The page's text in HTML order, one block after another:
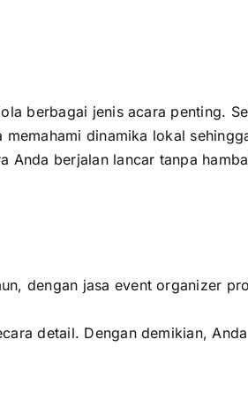
berbagai jenis acara penting.
dinamika lokal
Anda berjalan lancar tanpa
dengan jasa event organizer
detail. Dengan demikian,